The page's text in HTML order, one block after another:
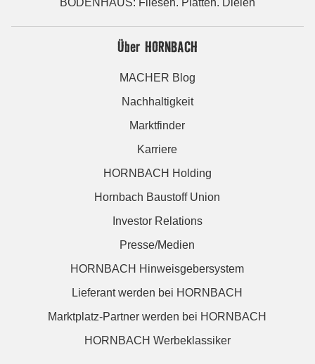
BODENHAUS: Fliesen. Platten. Dielen
Über HORNBACH
MACHER Blog
Nachhaltigkeit
Marktfinder
Karriere
HORNBACH Holding
Hornbach Baustoff Union
Investor Relations
Presse/Medien
HORNBACH Hinweisgebersystem
Lieferant werden bei HORNBACH
Marktplatz-Partner werden bei HORNBACH
HORNBACH Werbeklassiker